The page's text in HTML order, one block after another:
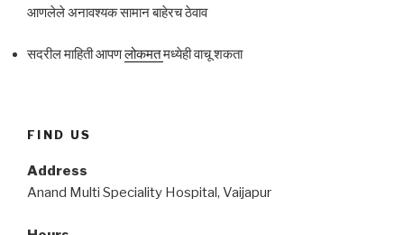
आणलेले अनावश्यक सामान बाहेरच ठेवाव
सदरील माहिती आपणलोकमतमध्येही वाचू शकता
FIND US
Address
Anand Multi Speciality Hospital, Vaijapur